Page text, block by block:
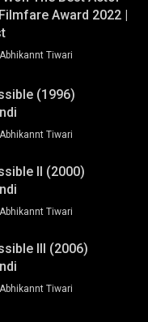
Award 2022 |
Abhikannt Tiwari
(1996)
Abhikannt Tiwari
II (2000)
Abhikannt Tiwari
III (2006)
Abhikannt Tiwari